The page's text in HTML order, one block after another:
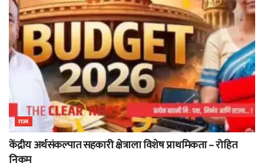
राज्य
केंद्रीय अर्थसंकल्पात सहकारी क्षेत्राला विशेष प्राथमिकता – रोहित
निकम